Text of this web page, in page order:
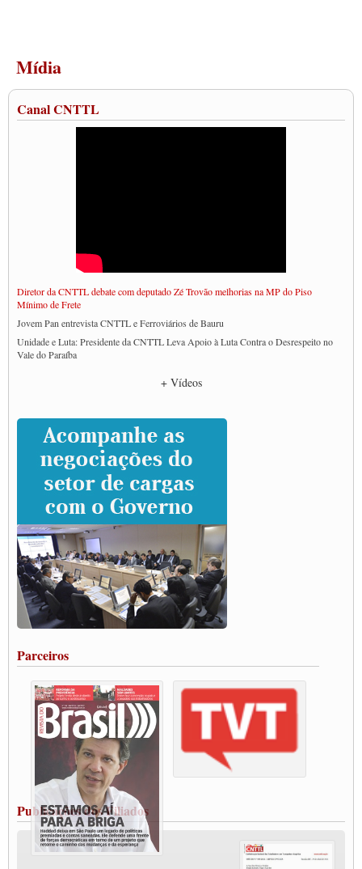
Mídia
Canal CNTTL
Diretor da CNTTL debate com deputado Zé Trovão melhorias na MP do Piso
Mínimo de Frete
Jovem Pan entrevista CNTTL e Ferroviários de Bauru
Unidade e Luta: Presidente da CNTTL Leva Apoio à Luta Contra o Desrespeito no
Vale do Paraíba
CNTTL e entidades dos caminhoneiros conversam com governo Lula sobre pautas
Caminhoneiros prometem paralisação e cobram diálogo com Lula
CNTTL e lideranças de caminhoneiros participam de debate sobre saúde nas
rodovias
Paulinho e Litti debatem política global para transporte rodoviário de cargas na
SUTCRA no Uruguai
Grande Conquista da Categoria transporte de Cargas e Caminhoneiros Autonomos
ENCONTRO INTERNACIONAL EM APOIO A CLASSE TRABALHADORA
DO BRASIL E A ELEIÇÃO 2022
Carta às Brasileiras e aos Brasileiros em Defesa do Estado Democrático de Direito
Paulinho, presidente da CNTTL, faz balanço do 3º Congresso da CNTTL
Caminhoneiros aprovam greve a partir do 1º de novembro
Rodoviários de Feira Santana fazem Assembleia para avaliar proposta de reajuste
salarial
Vacina Já: Lockdown de 24 horas dos trabalhadores em transportes está mantido,
Condutores de Guarulhos farão greve sanitária nesta terça-feira (20)
Paralisação dos Caminhoneiros na #BR285, entrocamento que liga o Mercosul ao
Rio Grande
Caminhoneiros bloqueiam duas faixas na Castello Branco e fazem protesto
Modal-Live #13 Aumento da Violência Contra Mulher e o Adoecimento da Classe
Trabalhadora em Tempos de Pandemia
MODAL-LIVE#12 POLÍTICAS PÚBLICAS DE TRANSPORTE PARA A
CLASSE TRABALHADORA E ELEIÇÕES NA PANDEMIA
MODAL-LIVE#11 POLÍTICAS PÚBLICAS DE TRANSPORTE
JUVENTUDE DO TRANSPORTE: POR QUE DEVEMOS NOS ORGANIZAR?
Fabio Primo testa positivo para Coronavírus, mas está bem de saúde
+ Vídeos
Parceiros
Publicações dos Filiados